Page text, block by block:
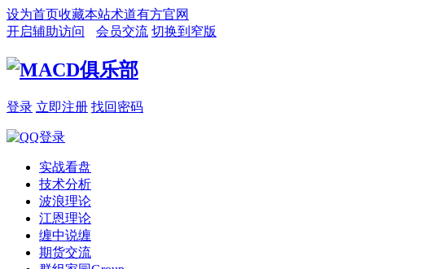
设为首页收藏本站术道有方官网
开启辅助访问
会员交流 切换到窄版
登录 立即注册 找回密码
实战看盘
技术分析
波浪理论
江恩理论
缠中说缠
期货交流